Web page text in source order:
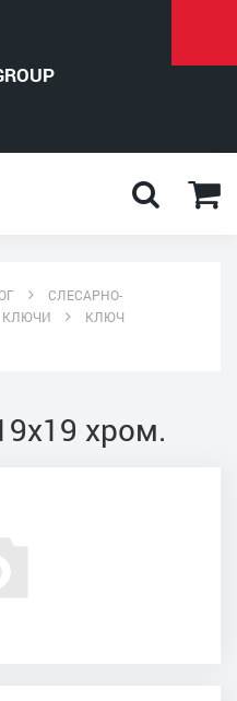
СЛЕСАРНО-
КЛЮЧИ
КЛЮЧ
хром.